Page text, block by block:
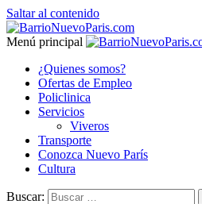
Saltar al contenido
Menú principal
¿Quienes somos?
Ofertas de Empleo
Policlinica
Servicios
Viveros
Transporte
Conozca Nuevo París
Cultura
Buscar: